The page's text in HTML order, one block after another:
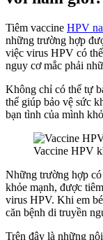
Tiêm vaccine HPV
những trường hợp
việc virus HPV có
nguy cơ mắc phải
Không chỉ có thể tự
thể giúp bảo vệ sức
bạn tình của mình
Vaccine HPV
Những trường hợp có
khỏe mạnh, được
virus HPV. Khi em
căn bệnh di truyền
Trên đây là những